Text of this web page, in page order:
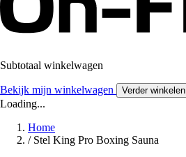
Subtotaal winkelwagen
Bekijk mijn winkelwagen Verder winkelen
Loading...
Home
/ Stel King Pro Boxing Sauna